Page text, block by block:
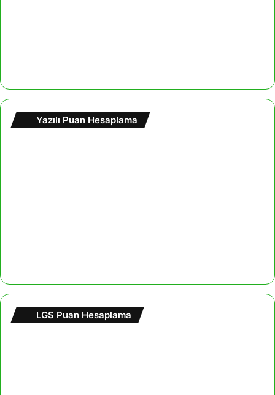
Yazılı Puan Hesaplama
LGS Puan Hesaplama